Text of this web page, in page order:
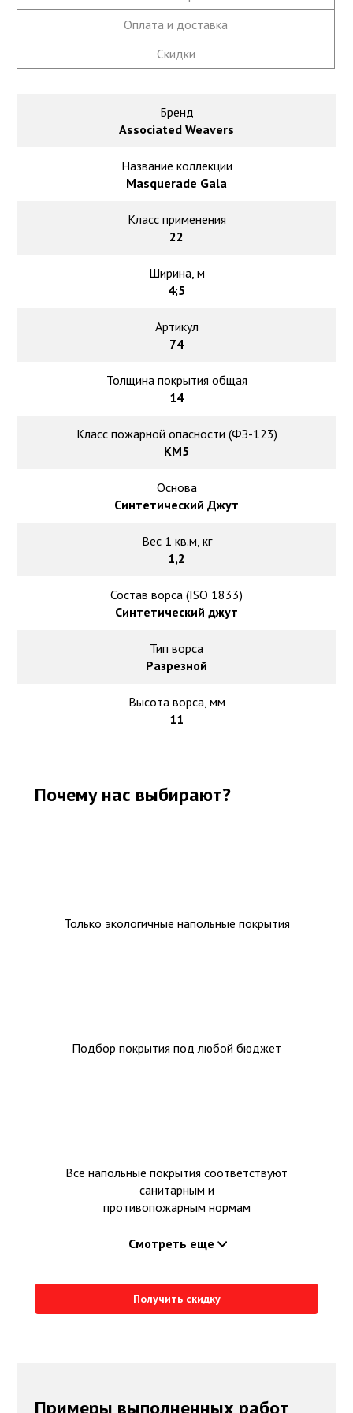
Ковролин оптом
Оплата и доставка
Скидки
Бренд
Associated Weavers
Название коллекции
Masquerade Gala
Класс применения
22
Ширина, м
4;5
Артикул
74
Толщина покрытия общая
14
Класс пожарной опасности (ФЗ-123)
КМ5
Основа
Синтетический Джут
Вес 1 кв.м, кг
1,2
Состав ворса (ISO 1833)
Синтетический джут
Тип ворса
Разрезной
Высота ворса, мм
11
Почему нас выбирают?
Только экологичные напольные покрытия
Подбор покрытия под любой бюджет
Все напольные покрытия соответствуют
санитарным и
противопожарным нормам
Смотреть еще
Получить скидку